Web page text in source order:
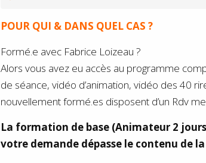
POUR QUI & DANS QUEL CAS ?
Formé.e avec Fabrice Loizeau ?
Alors vous avez eu accès au programme
de séance, vidéo d’animation, vidéo des 40
nouvellement formé.es disposent d’un Rdv
La formation de base (Animateur 2
votre demande dépasse le contenu de